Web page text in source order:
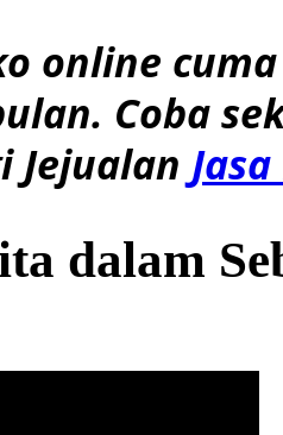
online
Coba
Jejualan
dalam